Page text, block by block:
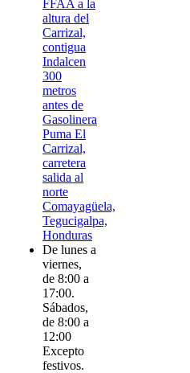
FFAA a la
altura del
Carrizal,
contigua
Indalcen
300
metros
antes de
Gasolinera
Puma El
Carrizal,
carretera
salida al
norte
Comayagüela,
Tegucigalpa,
Honduras
De lunes a
viernes,
de 8:00 a
17:00.
Sábados,
de 8:00 a
12:00
Excepto
festivos.